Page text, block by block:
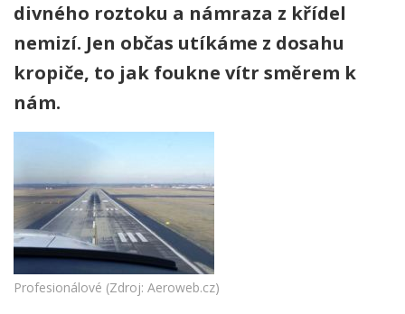
divného roztoku a námraza z křídel
nemizí. Jen občas utíkáme z dosahu
kropiče, to jak foukne vítr směrem k
nám.
Profesionálové (Zdroj: Aeroweb.cz)